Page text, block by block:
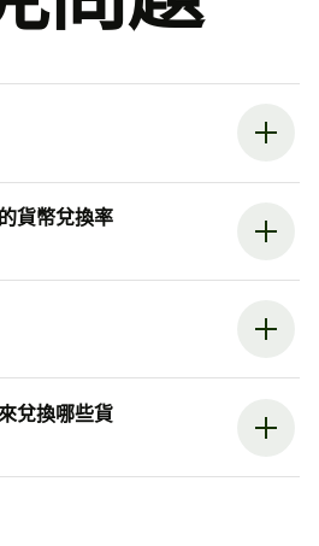
貨幣兌換率
兌換哪些貨